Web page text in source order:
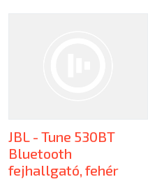
JBL - Tune 530BT
Bluetooth
fejhallgató, fehér